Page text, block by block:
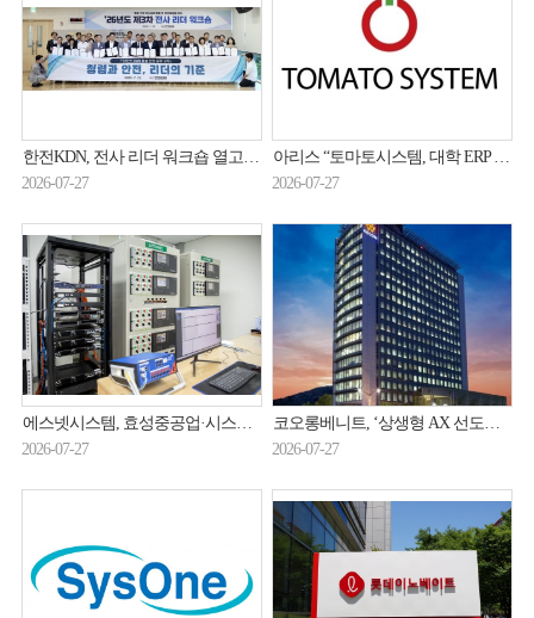
한전KDN, 전사 리더 워크숍 열고 신사업·현안 해결 방안 논의
2026-07-27
아리스 “토마토시스템, 대학 ERP 슈퍼사이클 수혜…2026년 매출 320억원·흑자전환 전망”
2026-07-27
에스넷시스템, 효성중공업·시스코와 디지털 변전소 기술 검증
2026-07-27
코오롱베니트, ‘상생형 AX 선도모델 구축지원사업’ 주관기관 선정
2026-07-27